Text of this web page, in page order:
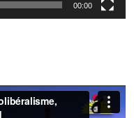
00:00